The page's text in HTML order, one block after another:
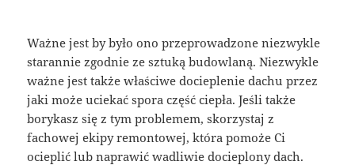
Ważne jest by było ono przeprowadzone niezwykle
starannie zgodnie ze sztuką budowlaną. Niezwykle
ważne jest także właściwe docieplenie dachu przez
jaki może uciekać spora część ciepła. Jeśli także
borykasz się z tym problemem, skorzystaj z
fachowej ekipy remontowej, która pomoże Ci
ocieplić lub naprawić wadliwie docieplony dach.